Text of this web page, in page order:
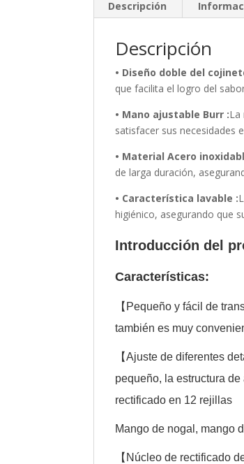
Descripción
Descripción
• Diseño doble del
que facilita el logro del
• Mano ajustable Burr :La
satisfacer sus necesidades
• Material Acero
de larga duración,
• Característica lavable :
higiénico, asegurando que
Introducción del
Características:
【Pequeño y fácil de
también es muy
【Ajuste de diferentes
pequeño, la estructura
rectificado en 12 rejillas
Mango de nogal, mango
【Núcleo de rectificado